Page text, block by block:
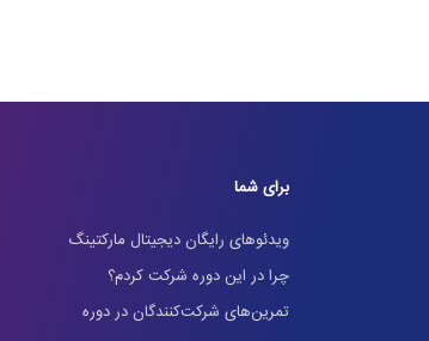
برای شما
ویدئوهای رایگان دیجیتال مارکتینگ
چرا در این دوره شرکت کردم؟
تمرین‌های شرکت‌کنندگان در دوره